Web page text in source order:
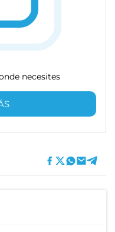
necesites